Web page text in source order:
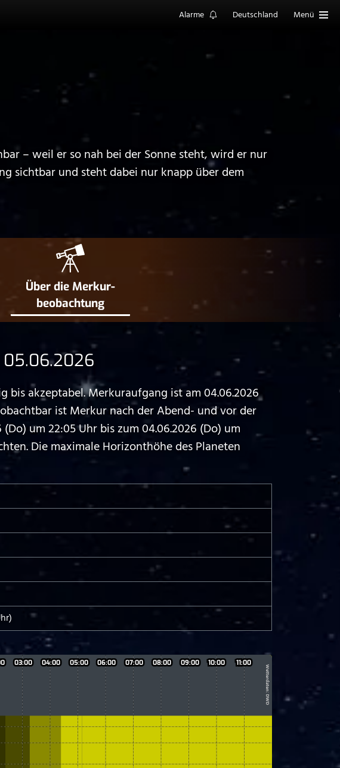
Alarme Deutschland Menü
– weil er so nah bei der Sonne steht, wird er nur
sichtbar und steht dabei nur knapp über dem
Über die Merkur­
beobachtung
05.06.2026
bis akzeptabel. Merkuraufgang ist am 04.06.2026
ist Merkur nach der Abend- und vor der
um 22:05 Uhr bis zum 04.06.2026 (Do) um
Die maximale Horizonthöhe des Planeten